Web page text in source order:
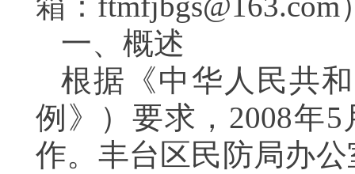
一、概述
根据《中华人民共
例》）要求，2008年
作。丰台区民防局办